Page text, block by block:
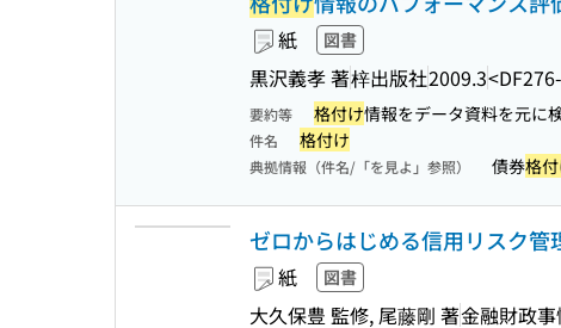
紙 図書
黒沢義孝 著梓出版社2009.3
要約等 格付け情報をデータ資料を元に
件名 格付け
典拠情報（件名/「を見よ」参照） 債券格
ゼロからはじめる信用リスク
紙 図書
大久保豊 監修, 尾藤剛 著金融財政